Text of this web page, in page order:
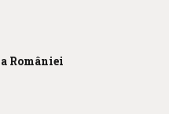
a României